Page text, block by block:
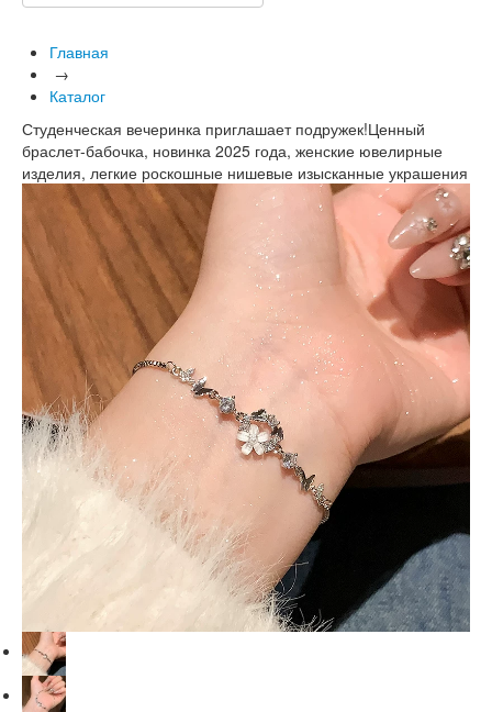
Главная
→
Каталог
Студенческая вечеринка приглашает подружек!Ценный
браслет-бабочка, новинка 2025 года, женские ювелирные
изделия, легкие роскошные нишевые изысканные украшения